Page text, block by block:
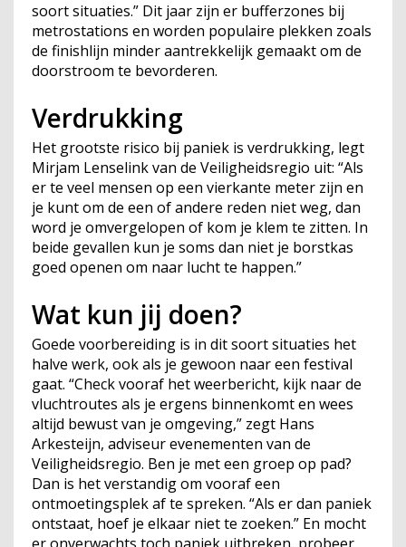
soort situaties.” Dit jaar zijn er bufferzones bij
metrostations en worden populaire plekken zoals
de finishlijn minder aantrekkelijk gemaakt om de
doorstroom te bevorderen.
Verdrukking
Het grootste risico bij paniek is verdrukking, legt
Mirjam Lenselink van de Veiligheidsregio uit: “Als
er te veel mensen op een vierkante meter zijn en
je kunt om de een of andere reden niet weg, dan
word je omvergelopen of kom je klem te zitten. In
beide gevallen kun je soms dan niet je borstkas
goed openen om naar lucht te happen.”
Wat kun jij doen?
Goede voorbereiding is in dit soort situaties het
halve werk, ook als je gewoon naar een festival
gaat. “Check vooraf het weerbericht, kijk naar de
vluchtroutes als je ergens binnenkomt en wees
altijd bewust van je omgeving,” zegt Hans
Arkesteijn, adviseur evenementen van de
Veiligheidsregio. Ben je met een groep op pad?
Dan is het verstandig om vooraf een
ontmoetingsplek af te spreken. “Als er dan paniek
ontstaat, hoef je elkaar niet te zoeken.” En mocht